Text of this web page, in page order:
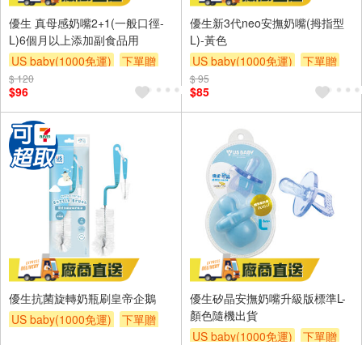
優生 真母感奶嘴2+1(一般口徑-
L)6個月以上添加副食品用
US baby(1000免運)
下單贈
滿額贈
$ 120
$96
優生新3代neo安撫奶嘴(拇指型
L)-黃色
US baby(1000免運)
下單贈
滿額贈
$ 95
$85
優生抗菌旋轉奶瓶刷皇帝企鵝
US baby(1000免運)
下單贈
優生矽晶安撫奶嘴升級版標準L-
顏色隨機出貨
US baby(1000免運)
下單贈